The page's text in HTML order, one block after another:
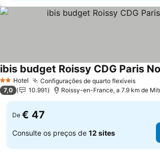
2 Estrelas
Hotel Configurações de quarto flexíveis
ibis budget Roissy CDG Paris
7,0 10.991 Roissy-en-France, a 7.9 km de
De € 47
Consulte os preços de 12 sites